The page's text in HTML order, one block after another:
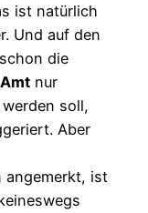
ist natürlich
Und auf den
die
Amtnur
soll,
Aber
angemerkt, ist